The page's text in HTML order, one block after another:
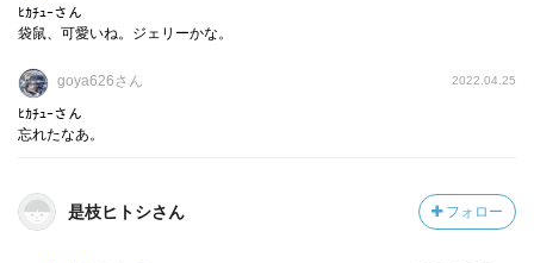
ﾋｶﾁｭｰさん
袋鼠、可愛いね。ジェリーかな。
goya626さん 2022.04.25
ﾋｶﾁｭｰさん
忘れたなあ。
是枝ヒトシさん フォロー